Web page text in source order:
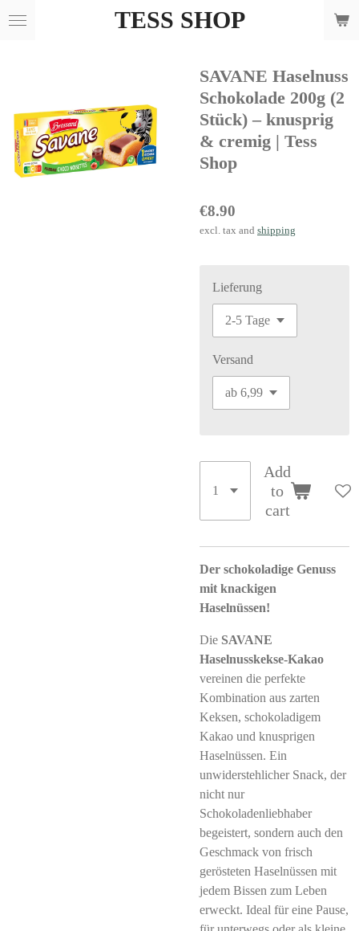
Skip
TESS SHOP
SAVANE Haselnuss
Schokolade 200g (2
Stück) – knusprig
& cremig | Tess
Shop
€8.90
excl. tax and shipping
Lieferung
Versand
Add
to
cart
Der schokoladige Genuss
mit knackigen
Haselnüssen!
Die SAVANE
Haselnusskekse-Kakao
vereinen die perfekte
Kombination aus zarten
Keksen, schokoladigem
Kakao und knusprigen
Haselnüssen. Ein
unwiderstehlicher Snack, der
nicht nur
Schokoladenliebhaber
begeistert, sondern auch den
Geschmack von frisch
gerösteten Haselnüssen mit
jedem Bissen zum Leben
erweckt. Ideal für eine Pause,